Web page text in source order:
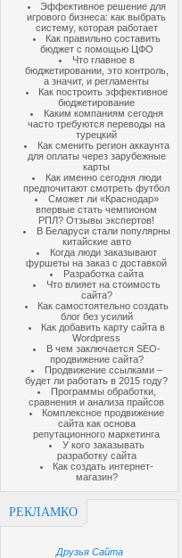
Эффективное решение для
игрового бизнеса: как выбрать
систему, которая работает
Как правильно составить
бюджет с помощью ЦФО
Что главное в
бюджетировании, это контроль,
а значит, и регламенты
Как построить эффективное
бюджетирование
Каким компаниям сегодня
часто требуются переводы на
турецкий
Как сменить регион аккаунта
для оплаты через зарубежные
карты
Как именно сегодня люди
предпочитают смотреть футбол
Сможет ли «Краснодар»
впервые стать чемпионом
РПЛ? Отзывы экспертов!
В Беларуси стали популярны
китайские авто
Когда люди заказывают
фуршеты на заказ с доставкой
Разработка сайта
Что влияет на стоимость
сайта?
Как самостоятельно создать
блог без усилий
Как добавить карту сайта в
Wordpress
В чем заключается SEO-
продвижение сайта?
Продвижение ссылками –
будет ли работать в 2015 году?
Программы обработки,
сравнения и анализа прайсов
Комплексное продвижение
сайта как основа
репутационного маркетинга
У кого заказывать
разработку сайта
Как создать интернет-
магазин?
РЕКЛАМКО
Друзья Сайта